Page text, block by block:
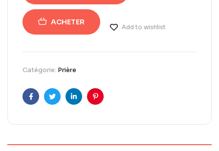
ACHETER
Add to wishlist
Catégorie: Prière
FacebookTwitterLinkedinPinterest